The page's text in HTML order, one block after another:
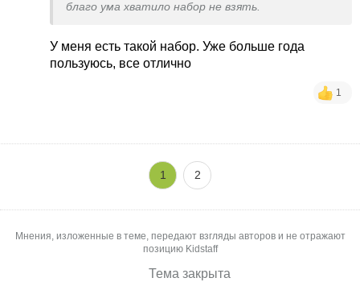
благо ума хватило набор не взять.
У меня есть такой набор. Уже больше года
пользуюсь, все отлично
1
1 2
Мнения, изложенные в теме, передают взгляды авторов и не отражают
позицию Kidstaff
Тема закрыта